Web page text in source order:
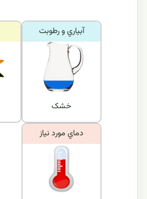
آبياري و رطوبت
خشک
دماي مورد نياز